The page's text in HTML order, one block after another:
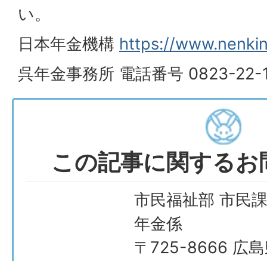
い。
日本年金機構 https://
呉年金事務所 電話番号 0823-22-
この記事に関する
市民福祉部 市民
年金係
〒725-8666 広島